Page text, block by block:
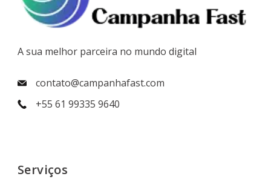
A sua melhor parceira no mundo digital
contato@campanhafast.com
+55 61 99335 9640
Serviços